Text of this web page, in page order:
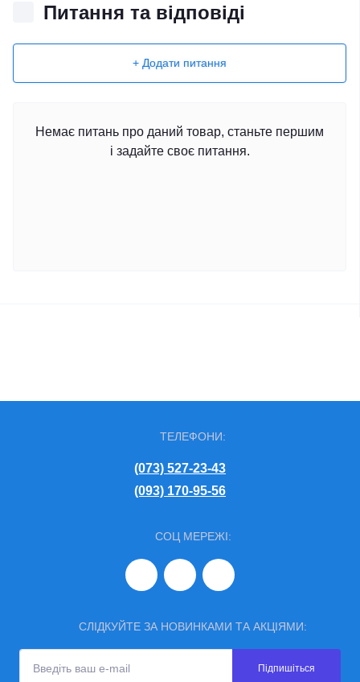
Питання та відповіді
+ Додати питання
Немає питань про даний товар, станьте першим
і задайте своє питання.
ТЕЛЕФОНИ:
(073) 527-23-43
(093) 170-95-56
СОЦ МЕРЕЖІ:
СЛІДКУЙТЕ ЗА НОВИНКАМИ ТА АКЦІЯМИ:
Підпишіться